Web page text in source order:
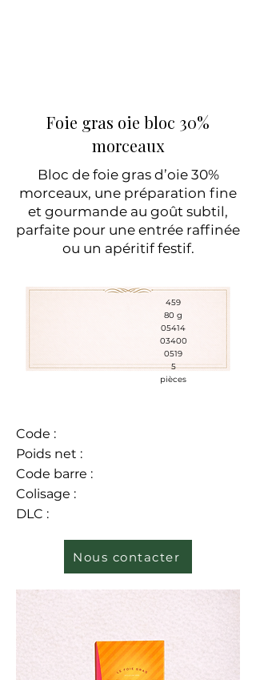
Foie gras oie bloc 30%
morceaux
Bloc de foie gras d’oie 30%
morceaux, une préparation fine
et gourmande au goût subtil,
parfaite pour une entrée raffinée
ou un apéritif festif.
459
80 g
05414
03400
0519
5
pièces
Code :
Poids net :
Code barre :
Colisage :
DLC :
Nous contacter